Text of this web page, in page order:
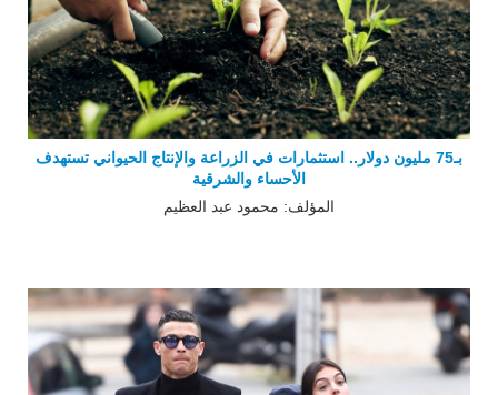
بـ75 مليون دولار.. استثمارات في الزراعة والإنتاج الحيواني تستهدف
الأحساء والشرقية
المؤلف: محمود عبد العظيم